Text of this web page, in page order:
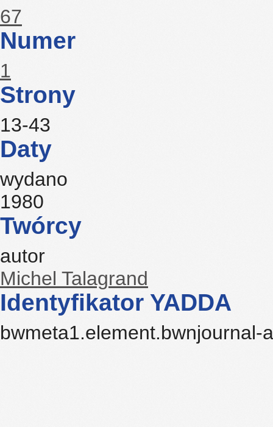
67
Numer
1
Strony
13-43
Daty
wydano
1980
Twórcy
autor
Michel Talagrand
Identyfikator YADDA
bwmeta1.element.bwnjournal-